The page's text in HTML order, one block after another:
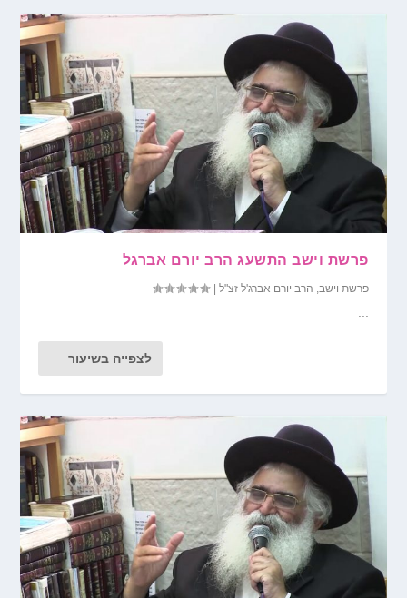
פרשת וישב התשעג הרב יורם אברגל
פרשת וישב, הרב יורם אברג'ל זצ"ל |
לצפייה בשיעור